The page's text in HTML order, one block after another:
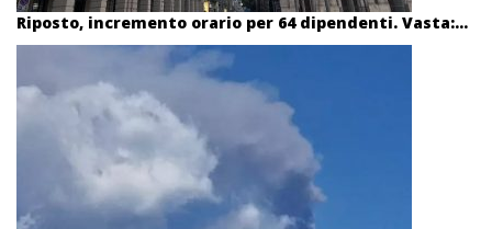
Riposto, incremento orario per 64 dipendenti. Vasta:...